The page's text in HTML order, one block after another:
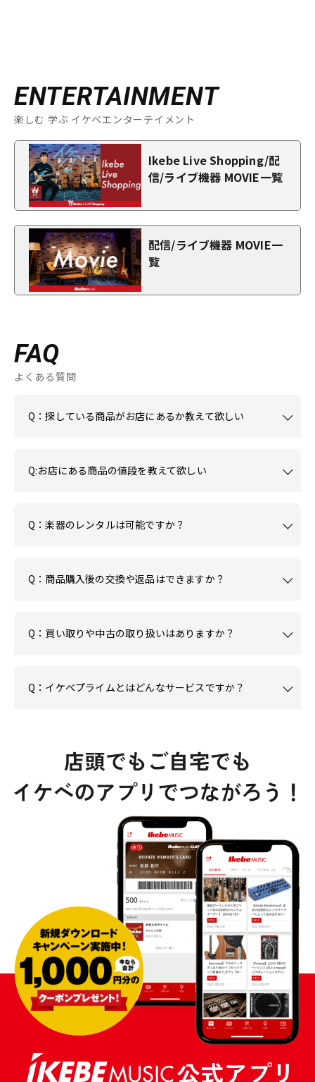
ENTERTAINMENT
楽しむ 学ぶ イケベエンターテイメント
Ikebe Live Shopping/配
信/ライブ機器 MOVIE一覧
配信/ライブ機器 MOVIE一
覧
FAQ
よくある質問
Q：探している商品がお店にあるか教えて欲しい
Q:お店にある商品の値段を教えて欲しい
Q：楽器のレンタルは可能ですか？
Q：商品購入後の交換や返品はできますか？
Q：買い取りや中古の取り扱いはありますか？
Q：イケベプライムとはどんなサービスですか？